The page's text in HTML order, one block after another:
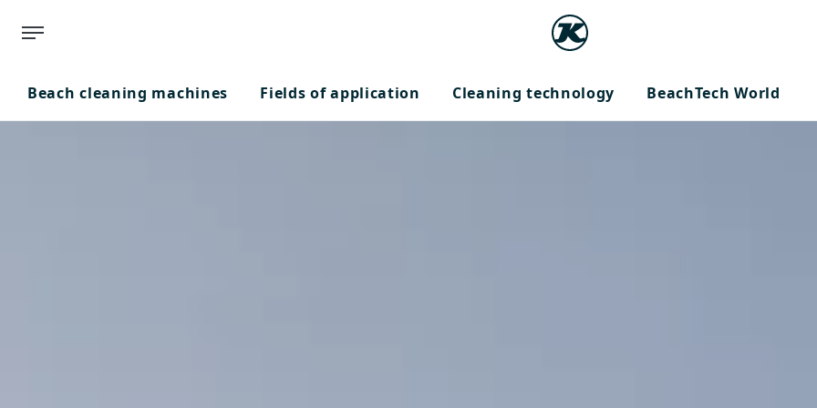
Beach cleaning machines Fields of application Cleaning technology BeachTech World